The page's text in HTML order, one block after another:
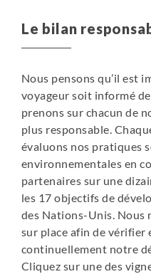
Le bilan
Nous pensons qu’il est
voyageur soit informé
prenons sur chacun de
plus responsable.
évaluons nos pratiques
environnementales en
partenaires sur une
les 17 objectifs de
des Nations-Unis. Nous
sur place afin de vérifier
continuellement notre
Cliquez sur une des